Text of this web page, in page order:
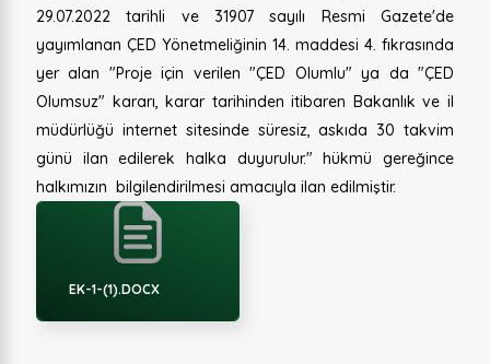
29.07.2022 tarihli ve 31907 sayılı Resmi Gazete'de
yayımlanan ÇED Yönetmeliğinin 14. maddesi 4. fıkrasında
yer alan "Proje için verilen "ÇED Olumlu" ya da "ÇED
Olumsuz" kararı, karar tarihinden itibaren Bakanlık ve il
müdürlüğü internet sitesinde süresiz, askıda 30 takvim
günü ilan edilerek halka duyurulur." hükmü gereğince
halkımızın bilgilendirilmesi amacıyla ilan edilmiştir.
EK-1-(1).DOCX